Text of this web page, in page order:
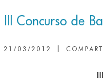
III Concurso de
21/03/2012